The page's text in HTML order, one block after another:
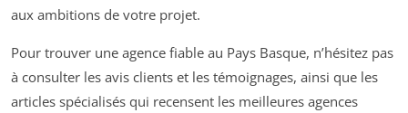
aux ambitions de votre projet.
Pour trouver une agence fiable au Pays Basque, n’hésitez pas
à consulter les avis clients et les témoignages, ainsi que les
articles spécialisés qui recensent les meilleures agences